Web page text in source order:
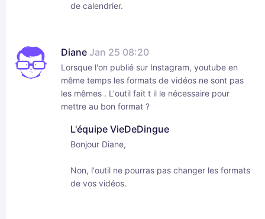
de calendrier.
Diane Jan 25 08:20
Lorsque l'on publié sur Instagram, youtube en
même temps les formats de vidéos ne sont pas
les mêmes . L'outil fait t il le nécessaire pour
mettre au bon format ?
L'équipe VieDeDingue
Bonjour Diane,
Non, l'outil ne pourras pas changer les formats
de vos vidéos.